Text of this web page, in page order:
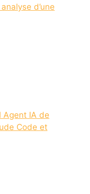
d’une
Agent IA de
Code et